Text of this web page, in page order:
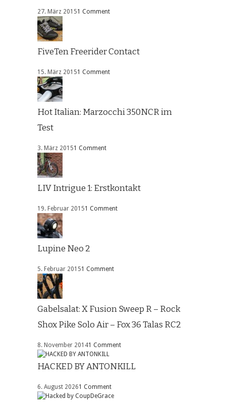
27. März 20151 Comment
FiveTen Freerider Contact
15. März 20151 Comment
Hot Italian: Marzocchi 350NCR im
Test
3. März 20151 Comment
LIV Intrigue 1: Erstkontakt
19. Februar 20151 Comment
Lupine Neo 2
5. Februar 20151 Comment
Gabelsalat: X Fusion Sweep R – Rock
Shox Pike Solo Air – Fox 36 Talas RC2
8. November 20141 Comment
HACKED BY ANTONKILL
6. August 20261 Comment